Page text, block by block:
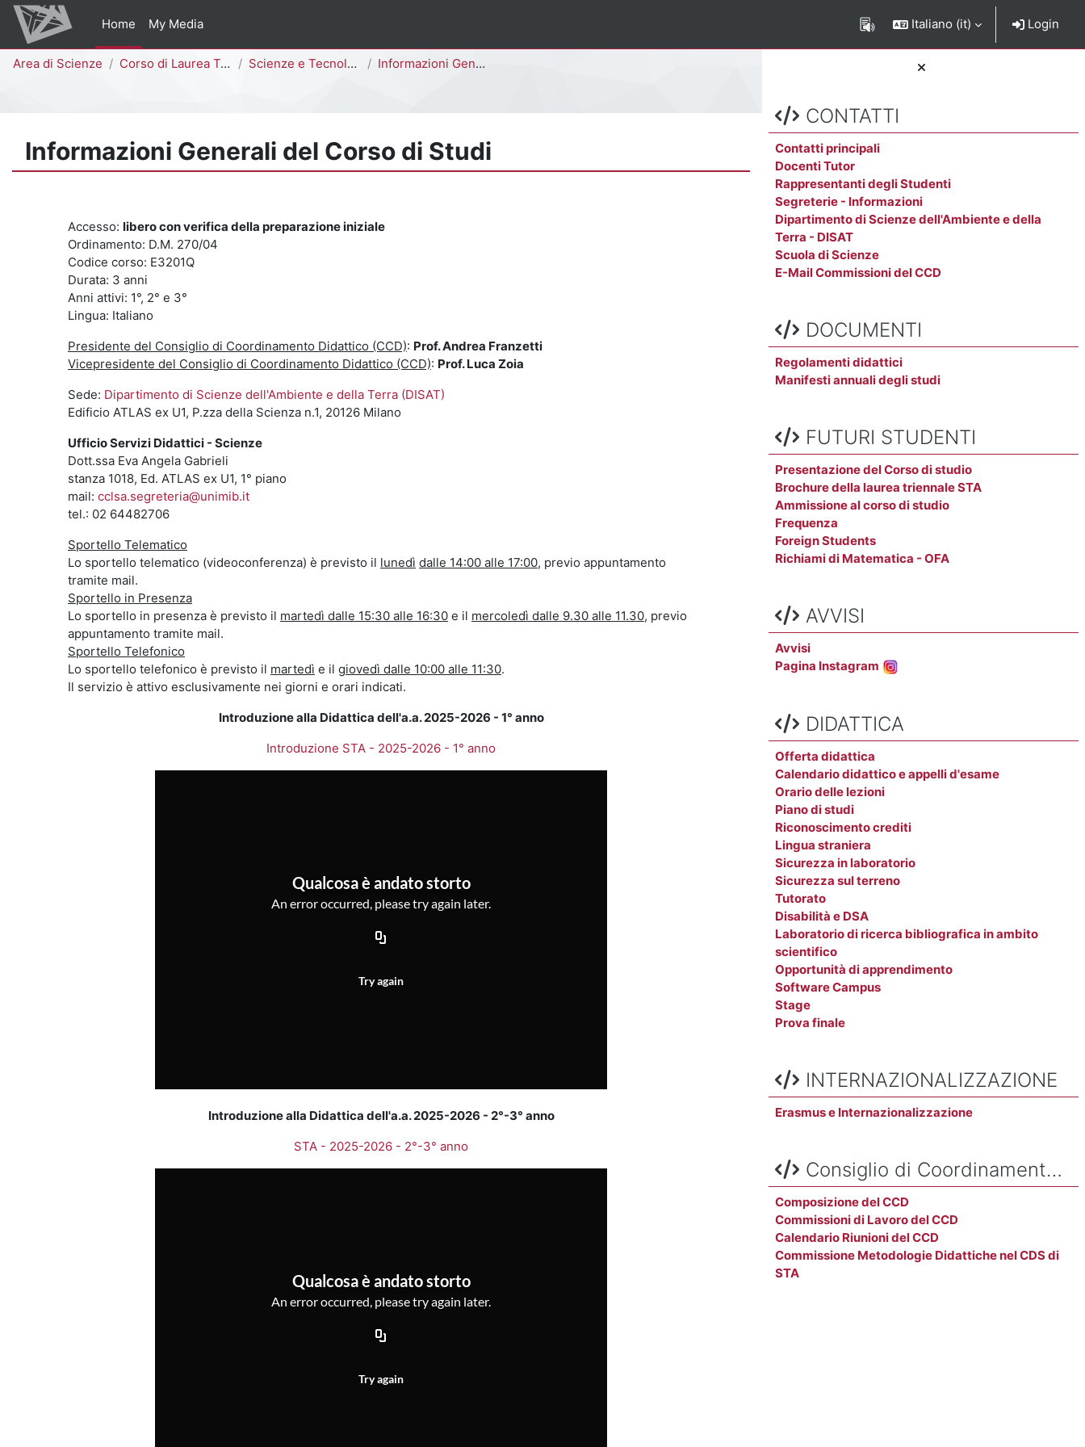
Vai al contenuto principale
Home
My Media Italiano ‎(it)‎ Login
Blocchi
Salta CONTATTI
CONTATTI
Contatti principali
Docenti Tutor
Rappresentanti degli Studenti
Segreterie - Informazioni
Dipartimento di Scienze dell'Ambiente e della
Terra - DISAT
Scuola di Scienze
E-Mail Commissioni del CCD
Salta DOCUMENTI
DOCUMENTI
Regolamenti didattici
Manifesti annuali degli studi
Salta FUTURI STUDENTI
FUTURI STUDENTI
Presentazione del Corso di studio
Brochure della laurea triennale STA
Ammissione al corso di studio
Frequenza
Foreign Students
Richiami di Matematica - OFA
Salta AVVISIAVVISI
Avvisi
Pagina Instagram
Salta DIDATTICA
DIDATTICA
Offerta didattica
Calendario didattico e appelli d'esame
Orario delle lezioni
Piano di studi
Riconoscimento crediti
Lingua straniera
Sicurezza in laboratorio
Sicurezza sul terreno
Tutorato
Disabilità e DSA
Laboratorio di ricerca bibliografica in ambito
scientifico
Opportunità di apprendimento
Software Campus
Stage
Prova finale
Salta INTERNAZIONALIZZAZIONE
INTERNAZIONALIZZAZIONE
Erasmus e Internazionalizzazione
Salta Consiglio di Coordinamento Didattico (CCD)
Consiglio di Coordinamento Didattico (CCD)
Composizione del CCD
Commissioni di Lavoro del CCD
Calendario Riunioni del CCD
Commissione Metodologie Didattiche nel CDS di
STA
Percorso della pagina
Area di Scienze Corso di Laurea Triennale Scienze e Tecnologie per l'Ambiente [E3202Q - E3201Q] Informazioni Generali del Corso di Studi
Informazioni Generali del Corso di Studi
Accesso: libero con verifica della preparazione iniziale
Ordinamento: D.M. 270/04
Codice corso: E3201Q
Durata: 3 anni
Anni attivi: 1°, 2° e 3°
Lingua: Italiano
Presidente del Consiglio di Coordinamento Didattico (CCD): Prof. Andrea Franzetti
Vicepresidente del Consiglio di Coordinamento Didattico (CCD): Prof. Luca Zoia
Sede: Dipartimento di Scienze dell'Ambiente e della Terra (DISAT)
Edificio ATLAS ex U1, P.zza della Scienza n.1, 20126 Milano
Ufficio Servizi Didattici - Scienze
Dott.ssa Eva Angela Gabrieli
stanza 1018, Ed. ATLAS ex U1, 1° piano
mail: cclsa.segreteria@unimib.it
tel.: 02 64482706
Sportello Telematico
Lo sportello telematico (videoconferenza) è previsto il lunedì dalle 14:00 alle 17:00, previo appuntamento
tramite mail.
Sportello in Presenza
Lo sportello in presenza è previsto il martedì dalle 15:30 alle 16:30 e il mercoledì dalle 9.30 alle 11.30, previo
appuntamento tramite mail.
Sportello Telefonico
Lo sportello telefonico è previsto il martedì e il giovedì dalle 10:00 alle 11:30.
Il servizio è attivo esclusivamente nei giorni e orari indicati.
Introduzione alla Didattica dell'a.a. 2025-2026 - 1° anno
Introduzione STA - 2025-2026 - 1° anno
Introduzione alla Didattica dell'a.a. 2025-2026 - 2°-3° anno
STA - 2025-2026 - 2°-3° anno